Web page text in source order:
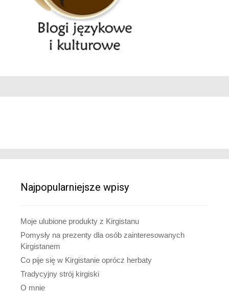
Najpopularniejsze wpisy
Moje ulubione produkty z Kirgistanu
Pomysły na prezenty dla osób zainteresowanych
Kirgistanem
Co pije się w Kirgistanie oprócz herbaty
Tradycyjny strój kirgiski
O mnie